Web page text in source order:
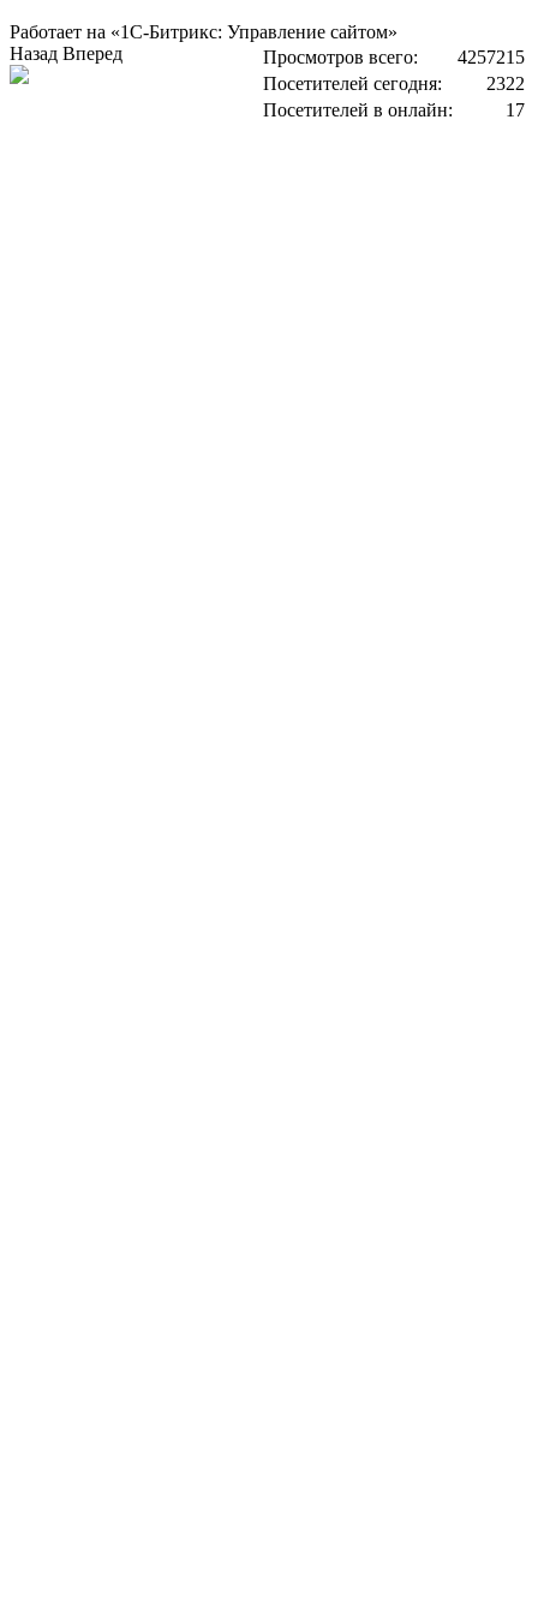
Работает на «1С-Битрикс: Управление сайтом»
Просмотров всего:
4257215
Посетителей сегодня:
2322
Посетителей в онлайн:
17
Назад Вперед